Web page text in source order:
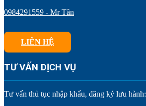
0984291559 - Mr Tân
LIÊN HỆ
TƯ VẤN DỊCH VỤ
Tư vấn thủ tục nhập khẩu, đăng ký lưu hành: